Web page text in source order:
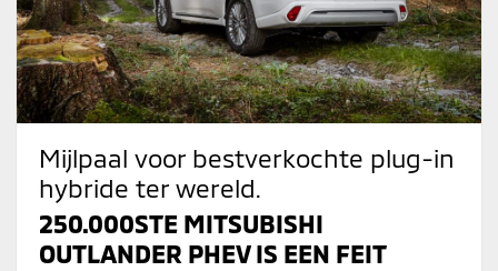
Mijlpaal voor bestverkochte plug-in
hybride ter wereld.
250.000STE MITSUBISHI
OUTLANDER PHEV IS EEN FEIT